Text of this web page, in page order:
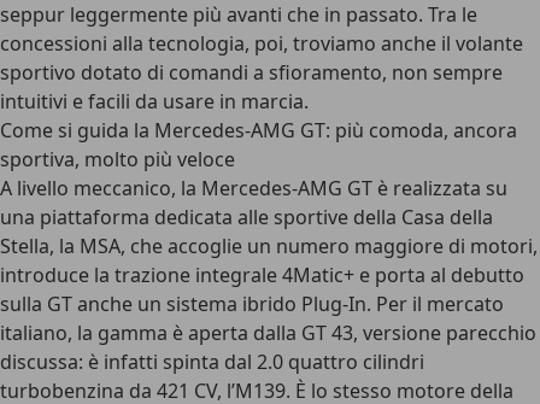
seppur leggermente più avanti che in passato. Tra le
concessioni alla tecnologia, poi, troviamo anche il volante
sportivo dotato di comandi a sfioramento, non sempre
intuitivi e facili da usare in marcia.
Come si guida la Mercedes-AMG GT: più comoda, ancora
sportiva, molto più veloce
A livello meccanico, la Mercedes-AMG GT è realizzata su
una piattaforma dedicata alle sportive della Casa della
Stella, la MSA, che accoglie un numero maggiore di motori,
introduce la trazione integrale 4Matic+ e porta al debutto
sulla GT anche un sistema ibrido Plug-In. Per il mercato
italiano, la gamma è aperta dalla GT 43, versione parecchio
discussa: è infatti spinta dal 2.0 quattro cilindri
turbobenzina da 421 CV, l’M139. È lo stesso motore della